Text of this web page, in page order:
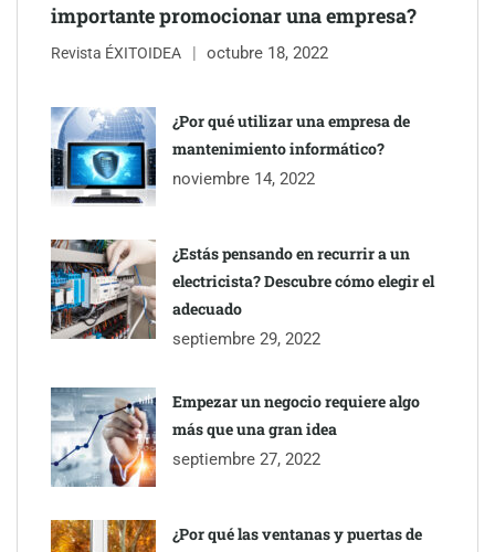
TBKids impulsa su expansión nacional con un modelo de
franquicia que redefine la educación tecnológica
Millones de desplazamientos en verano reabren el debate sobre
la seguridad en las carreteras, según SMA Road Safety
Perfumería Laura incorpora Nasomatto a su selección de
importante promocionar una empresa?
Revista ÉXITOIDEA octubre 18, 2022
¿Por qué utilizar una empresa de
mantenimiento informático?
noviembre 14, 2022
¿Estás pensando en recurrir a un
electricista? Descubre cómo elegir el
adecuado
septiembre 29, 2022
Empezar un negocio requiere algo
más que una gran idea
septiembre 27, 2022
¿Por qué las ventanas y puertas de